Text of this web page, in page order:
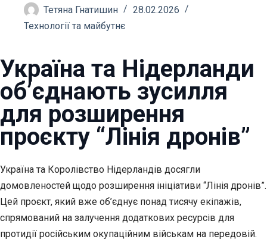
Тетяна Гнатишин
28.02.2026
Технології та майбутнє
Україна та Нідерланди
об’єднають зусилля
для розширення
проєкту “Лінія дронів”
Україна та Королівство Нідерландів досягли
домовленостей щодо розширення ініціативи “Лінія дронів”.
Цей проєкт, який вже об’єднує понад тисячу екіпажів,
спрямований на залучення додаткових ресурсів для
протидії російським окупаційним військам на передовій.